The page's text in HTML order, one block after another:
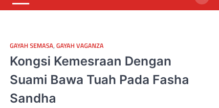
GAYAH SEMASA, GAYAH VAGANZA
Kongsi Kemesraan Dengan
Suami Bawa Tuah Pada Fasha
Sandha